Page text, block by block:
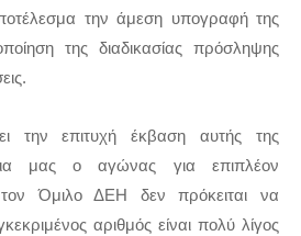
την άμεση υπογραφή της
της διαδικασίας πρόσληψης
την επιτυχή έκβαση αυτής της
μας ο αγώνας για επιπλέον
Όμιλο ΔΕΗ δεν πρόκειται να
αριθμός είναι πολύ λίγος